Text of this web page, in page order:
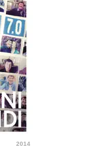
2014